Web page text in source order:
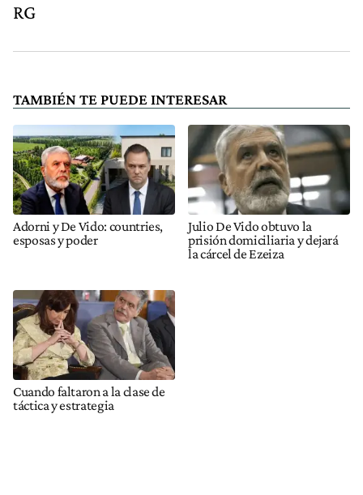
RG
TAMBIÉN TE PUEDE INTERESAR
Adorni y De Vido: countries,
esposas y poder
Julio De Vido obtuvo la
prisión domiciliaria y dejará
la cárcel de Ezeiza
Cuando faltaron a la clase de
táctica y estrategia